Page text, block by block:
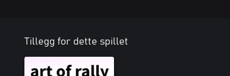
Tillegg for dette spillet